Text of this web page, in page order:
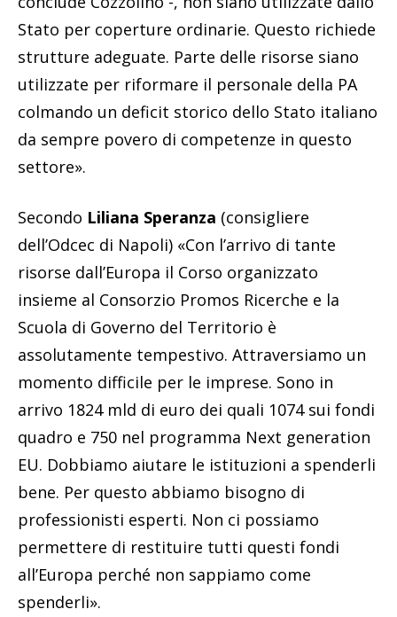
Stato per coperture ordinarie. Questo richiede
strutture adeguate. Parte delle risorse siano
utilizzate per riformare il personale della PA
colmando un deficit storico dello Stato italiano
da sempre povero di competenze in questo
settore».
Secondo Liliana Speranza (consigliere
dell’Odcec di Napoli) «Con l’arrivo di tante
risorse dall’Europa il Corso organizzato
insieme al Consorzio Promos Ricerche e la
Scuola di Governo del Territorio è
assolutamente tempestivo. Attraversiamo un
momento difficile per le imprese. Sono in
arrivo 1824 mld di euro dei quali 1074 sui fondi
quadro e 750 nel programma Next generation
EU. Dobbiamo aiutare le istituzioni a spenderli
bene. Per questo abbiamo bisogno di
professionisti esperti. Non ci possiamo
permettere di restituire tutti questi fondi
all’Europa perché non sappiamo come
spenderli».